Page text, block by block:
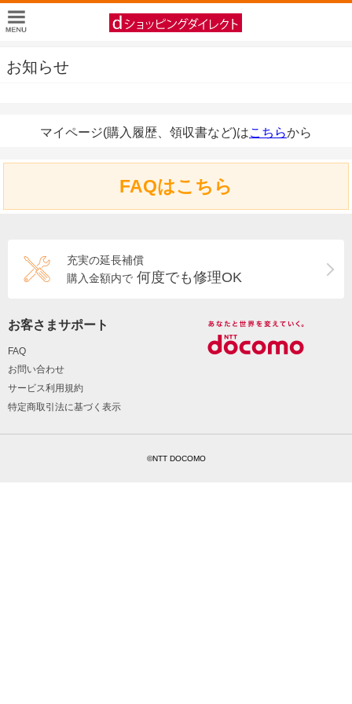
お知らせ
マイページ(購入履歴、領収書など)はこちらから
FAQはこちら
充実の延長補償
購入金額内で 何度でも修理OK
お客さまサポート
FAQ
お問い合わせ
サービス利用規約
特定商取引法に基づく表示
©NTT DOCOMO